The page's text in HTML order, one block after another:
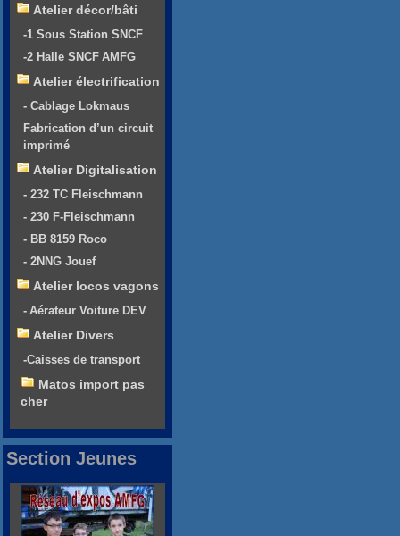
Atelier décor/bâti
-1 Sous Station SNCF
-2 Halle SNCF AMFG
Atelier électrification
- Cablage Lokmaus
Fabrication d’un circuit
imprimé
Atelier Digitalisation
- 232 TC Fleischmann
- 230 F-Fleischmann
- BB 8159 Roco
- 2NNG Jouef
Atelier locos vagons
- Aérateur Voiture DEV
Atelier Divers
-Caisses de transport
Matos import pas
cher
Section Jeunes